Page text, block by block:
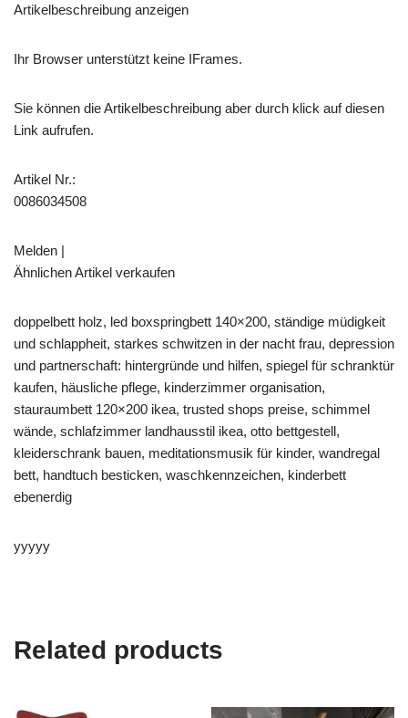
Artikelbeschreibung anzeigen
Ihr Browser unterstützt keine IFrames.
Sie können die Artikelbeschreibung aber durch klick auf diesen
Link aufrufen.
Artikel Nr.:
0086034508
Melden |
Ähnlichen Artikel verkaufen
doppelbett holz, led boxspringbett 140×200, ständige müdigkeit
und schlappheit, starkes schwitzen in der nacht frau, depression
und partnerschaft: hintergründe und hilfen, spiegel für schranktür
kaufen, häusliche pflege, kinderzimmer organisation,
stauraumbett 120×200 ikea, trusted shops preise, schimmel
wände, schlafzimmer landhausstil ikea, otto bettgestell,
kleiderschrank bauen, meditationsmusik für kinder, wandregal
bett, handtuch besticken, waschkennzeichen, kinderbett
ebenerdig
yyyyy
Related products